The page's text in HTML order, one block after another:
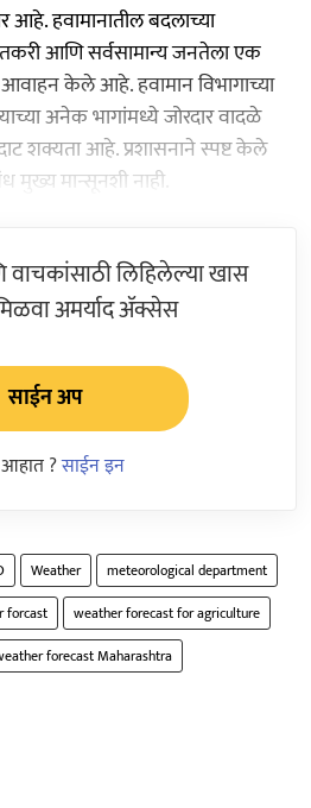
आहे. हवामानातील बदलाच्या
आणि सर्वसामान्य जनतेला एक
आवाहन केले आहे. हवामान विभागाच्या
अनेक भागांमध्ये जोरदार वादळे
शक्यता आहे. प्रशासनाने स्पष्ट केले
मुख्य मान्सूनशी नाही.
लिहिलेल्या खास
अमर्याद ॲक्सेस
साईन अप
?साईन इन
Weather
meteorological department
forcast
weather forecast for agriculture
forecast Maharashtra